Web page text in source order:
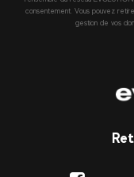
consentement. Vous pouvez
gestion de vos